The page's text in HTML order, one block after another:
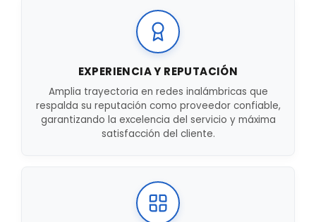
EXPERIENCIA Y REPUTACIÓN
Amplia trayectoria en redes inalámbricas que
respalda su reputación como proveedor confiable,
garantizando la excelencia del servicio y máxima
satisfacción del cliente.